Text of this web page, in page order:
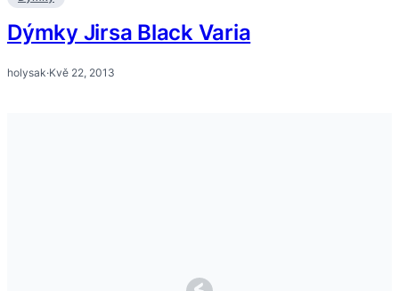
Dýmky Jirsa Black Varia
holysak·Kvě 22, 2013